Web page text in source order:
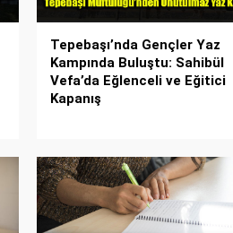
Tepebaşı’nda Gençler Yaz
Kampında Buluştu: Sahibül
Vefa’da Eğlenceli ve Eğitici
Kapanış